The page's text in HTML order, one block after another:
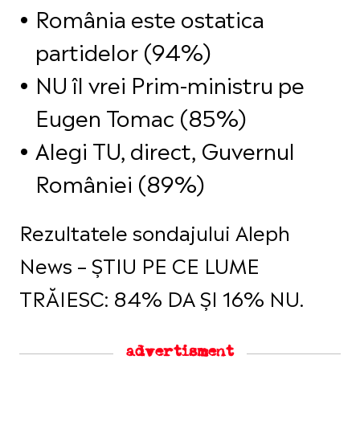
România este ostatica
partidelor (94%)
NU îl vrei Prim-ministru pe
Eugen Tomac (85%)
Alegi TU, direct, Guvernul
României (89%)
Rezultatele sondajului Aleph
News – ȘTIU PE CE LUME
TRĂIESC: 84% DA ȘI 16% NU.
advertisment